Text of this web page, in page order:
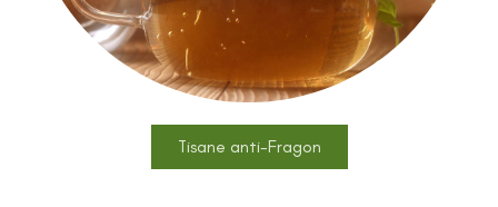
Tisane anti-Fragon